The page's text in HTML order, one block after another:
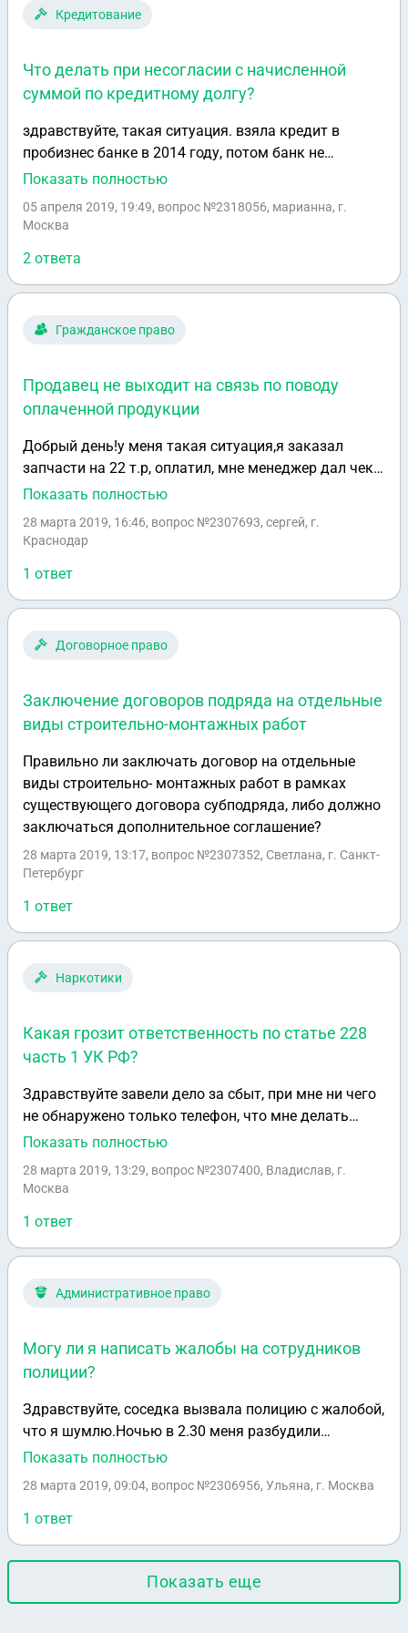
Кредитование
Что делать при несогласии с начисленной
суммой по кредитному долгу?
здравствуйте, такая ситуация. взяла кредит в
пробизнес банке в 2014 году, потом банк не
принимал платежи. сегодня из смс узнала о
заоблочная сумма. что мне делать?
Показать полностью
05 апреля 2019, 19:49, вопрос №2318056, марианна, г.
Москва
2 ответа
Гражданское право
Продавец не выходит на связь по поводу
оплаченной продукции
Добрый день!у меня такая ситуация,я заказал
запчасти на 22 т.р, оплатил, мне менеджер дал чек с
печатью, в устной форме отговорили условия
пришли...продавец на телефон не отвечает
Показать полностью
28 марта 2019, 16:46, вопрос №2307693, сергей, г.
Краснодар
1 ответ
Договорное право
Заключение договоров подряда на отдельные
виды строительно-монтажных работ
Правильно ли заключать договор на отдельные
виды строительно- монтажных работ в рамках
существующего договора субподряда, либо должно
заключаться дополнительное соглашение?
28 марта 2019, 13:17, вопрос №2307352, Светлана, г. Санкт-
Петербург
1 ответ
Наркотики
Какая грозит ответственность по статье 228
часть 1 УК РФ?
Здравствуйте завели дело за сбыт, при мне ни чего
не обнаружено только телефон, что мне делать
дальше, следак давит на меня, грозит ли срок, в
нашли
Показать полностью
28 марта 2019, 13:29, вопрос №2307400, Владислав, г.
Москва
1 ответ
Административное право
Могу ли я написать жалобы на сотрудников
полиции?
Здравствуйте, соседка вызвала полицию с жалобой,
что я шумлю.Ночью в 2.30 меня разбудили
сотрудники, убедившись что я сплю и расспросив с
пожилая соседка не давала каждую ночь спать
(стучала по совместной стене, включала громко
обращалась к участковому и один раз вызывала
полицейских, при них она кричала , что будет
стучать до 5 утра. От полицейских приходят только
Показать полностью
28 марта 2019, 09:04, вопрос №2306956, Ульяна, г. Москва
1 ответ
Показать еще